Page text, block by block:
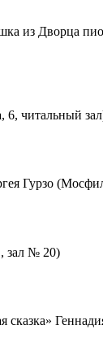
из Дворца
6, читальный
Гурзо
зал № 20)